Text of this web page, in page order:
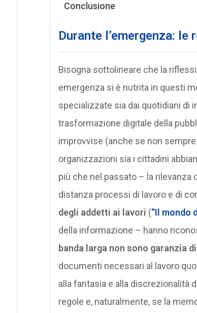
Conclusione
Durante l’emergenza: le
Bisogna sottolineare che la
emergenza si è nutrita in questi
specializzate sia dai quotidiani di
trasformazione digitale della
improvvise (anche se non
organizzazioni sia i cittadini
più che nel passato – la rilevanza
distanza processi di lavoro e di
degli addetti ai lavori (“Il mondo
della informazione – hanno
banda larga non sono garanzia
documenti necessari al lavoro
alla fantasia e alla discrezionalità
regole e, naturalmente, se la